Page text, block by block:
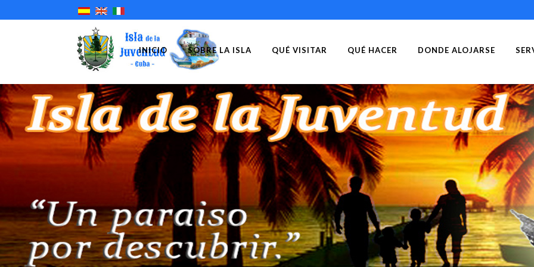
INICIO SOBRE LA ISLA QUÉ VISITAR QUÉ HACER DONDE ALOJARSE